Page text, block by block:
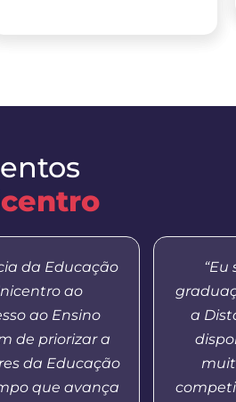
da Educação
ao
ao Ensino
de priorizar a
da Educação
que avança
a